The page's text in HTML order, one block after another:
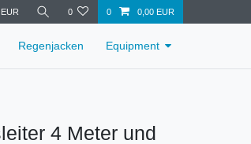
EUR 0 0 0,00 EUR
Regenjacken Equipment
4 Meter und